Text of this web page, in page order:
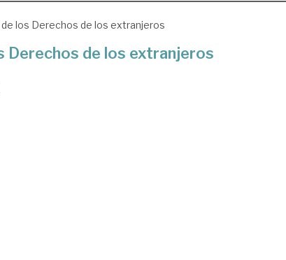
los Derechos de los extranjeros
de los extranjeros